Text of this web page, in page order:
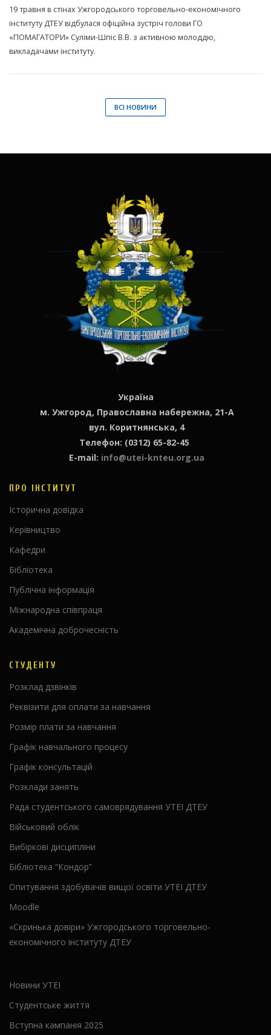
19 травня в стінах Ужгородського торговельно-економічного
інституту ДТЕУ відбулася офіційна зустріч голови ГО
«ПОМАГАТОРИ» Суліми-Шпіс В.В. з активною молоддю,
викладачами інституту.
ВСІ НОВИНИ
Україна
м. Ужгород, Православна набережна, 21-А
вул. Коритнянська, 4
Телефон: (0312) 65-82-45
E-mail: info@utei-knteu.org.ua
ПРО ІНСТИТУТ
Історична довідка
Керівництво
Кафедри
Бібліотека
Публічна інформація
Міжнародна співпраця
Академічна доброчесність
СТУДЕНТУ
Розклад дзвінків
Реквізити для оплати за навчання
Розмір плати за навчання
Графік навчального процесу
Графік консультацій
Розклади занять
Рада студентського самоврядування УТЕІ ДТЕУ
Військовий облік
Вибіркові дисципліни
Бібліотека “Кондор”
Опитування здобувачів вищої освіти УТЕІ ДТЕУ
Moodle
«Скринька довіри» Ужгородського торговельно-
економічного інституту ДТЕУ
Новини УТЕІ
Студентське життя
Вступна кампанія 2025